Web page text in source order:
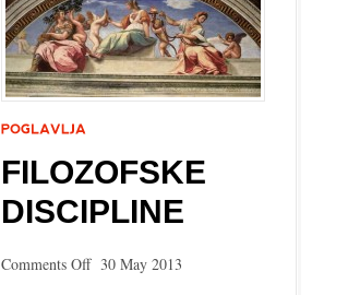
FILOZOFSKE
DISCIPLINE
Comments Offon30 May 2013